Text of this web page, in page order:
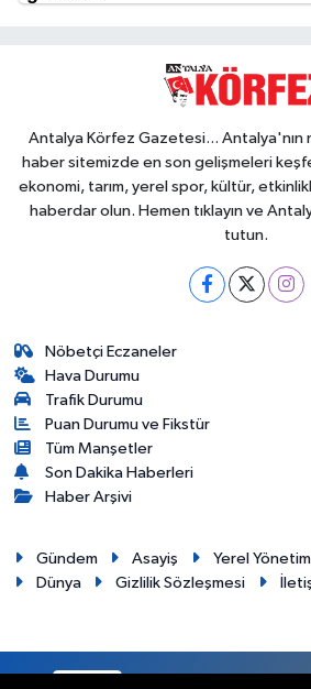
Antalya Körfez Gazetesi... Antalya'nın
haber sitemizde en son gelişmeleri
ekonomi, tarım, yerel spor, kültür,
haberdar olun. Hemen tıklayın ve
tutun.
Nöbetçi Eczaneler
Hava Durumu
Trafik Durumu
Puan Durumu ve Fikstür
Tüm Manşetler
Son Dakika Haberleri
Haber Arşivi
Gündem Asayiş Yerel Yönetim
Dünya
Gizlilik Sözleşmesi